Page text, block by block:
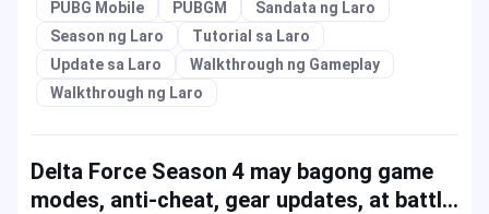
PUBG Mobile PUBGM
Sandata ng Laro
Season ng Laro
Tutorial sa Laro
Update sa Laro
Walkthrough ng Gameplay
Walkthrough ng Laro
Delta Force Season 4 may bagong game
modes, anti-cheat, gear updates, at battle